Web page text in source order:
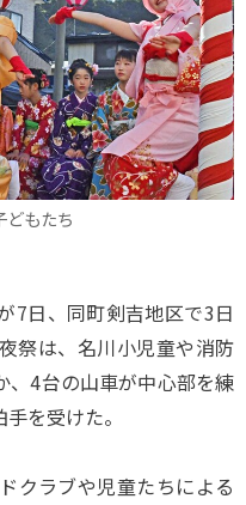
もたち
7日、同町剣吉地区で3日
祭は、名川小児童や消防
、4台の山車が中心部を練
を受けた。
クラブや児童たちによる